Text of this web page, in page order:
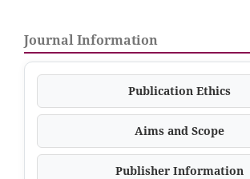
Journal Information
Publication Ethics
Aims and Scope
Publisher Information